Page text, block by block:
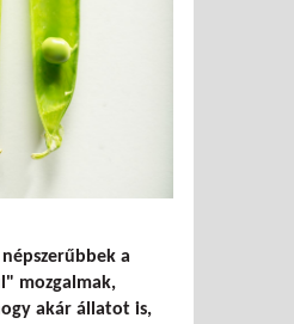
jobban odafigyelsz arra, hogy
ne menjen a szemétbe"
a
mozgalmak,
akár állatot is,